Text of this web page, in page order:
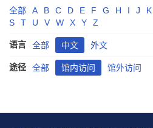
全部
A B C D E F G H I J K
S
T U V W X Y Z
语言 全部 中文 外文
途径 全部 馆内访问 馆外访问